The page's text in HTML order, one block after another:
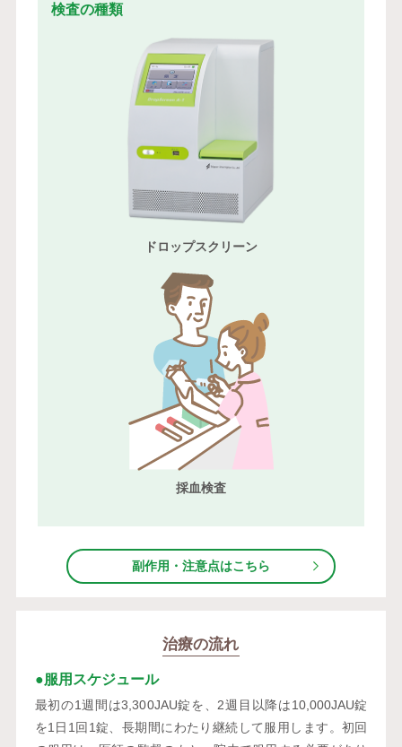
検査の種類
ドロップスクリーン
採血検査
副作用・注意点はこちら
治療の流れ
●服用スケジュール
最初の1週間は3,300JAU錠を、2週目以降は10,000JAU錠
を1日1回1錠、長期間にわたり継続して服用します。初回